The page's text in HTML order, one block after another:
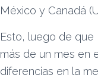
México y Canadá
Esto, luego de que
más de un mes en
diferencias en la